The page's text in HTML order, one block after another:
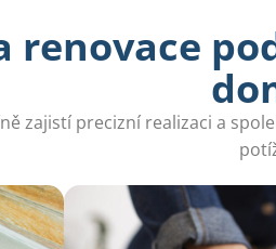
renovace
zajistí precizní realizaci a